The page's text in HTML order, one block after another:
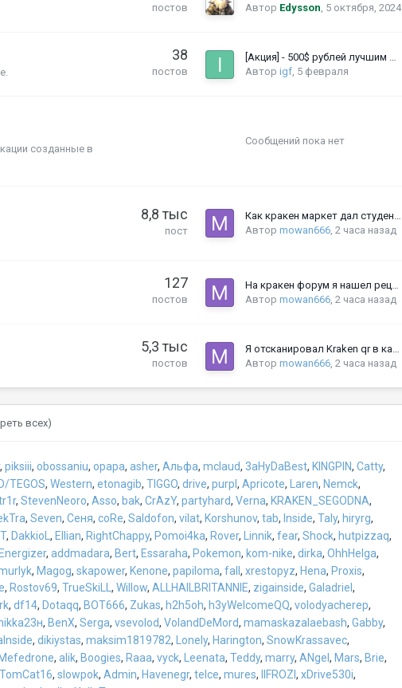
постов
Автор Edysson 5 октября, 2024
38
постов
Автор igf 5 февраля
созданные в
Сообщений пока нет
8,8 тыс
пост
Как кракен маркет дал студенту бизнес на 100 тыс. рублей в месяц
Автор mowan666, 2 часа назад
127
постов
Автор mowan666 2 часа назад
5,3 тыс
постов
Автор mowan666 2 часа назад
всех)
piksiii obossaniu opapa asher Альфа mclaud 3aHyDaBest KINGPIN Catty
TEGOS Western etonagib TIGGO drive purpl Apricote Laren Nemck
StevenNeoro Asso bak CrAzY partyhard Verna KRAKEN_SEGODNA
Seven Сеня coRe Saldofon vilat Korshunov tab Inside Taly hiryrg
DakkioL Ellian RightChappy Pomoi4ka Rover Linnik fear Shock hutpizzaq
Energizer addmadara Bert Essaraha Pokemon kom-nike dirka OhhHelga
Magog skapower Kenone papiloma fall xrestopyz Hena Proxis
Rostov69 TrueSkiLL Willow ALLHAILBRITANNIE zigainside Galadriel
df14 Dotaqq BOT666 Zukas h2h5oh h3yWelcomeQQ volodyacherep
BenX Serga vsevolod VolandDeMord mamaskazalaebash Gabby
dikiystas maksim1819782 Lonely Harington SnowKrassavec
Mefedrone alik Boogies Raaa vyck Leenata Teddy marry ANgel Mars Brie
TomCat16 slowpok Admin Havenegr telce mures lIFROZl
xDrive530i